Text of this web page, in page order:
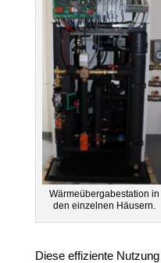
Wärme­über­ga­be­station in
den einzelnen Häusern.
Diese effi­ziente